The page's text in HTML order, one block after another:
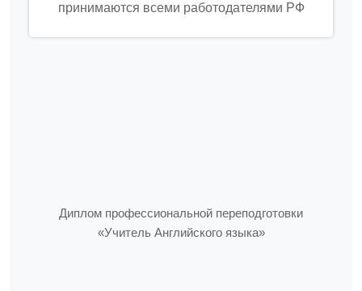
принимаются всеми работодателями РФ
Диплом профессиональной переподготовки
«Учитель Английского языка»